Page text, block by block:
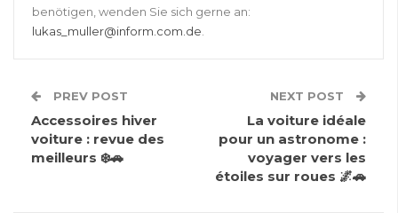
benötigen, wenden Sie sich gerne an:
lukas_muller@inform.com.de
PREV POST
Accessoires hiver
voiture : revue des
meilleurs ❄️🚗
NEXT POST
La voiture idéale
pour un astronome :
voyager vers les
étoiles sur roues 🌌🚗